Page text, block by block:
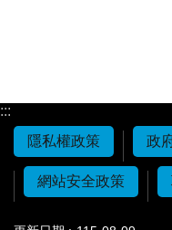
:::
隱私權政策
政
網站安全政策